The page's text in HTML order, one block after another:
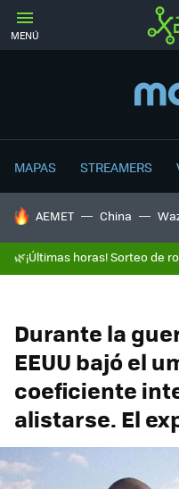
MENÚ
MAPAS STREAMERS
HOY SE HABLA DE
AEMET China
🌿¡Últimas horas! Sorteo de
Durante la
EEUU bajó el
coeficiente
alistarse. El